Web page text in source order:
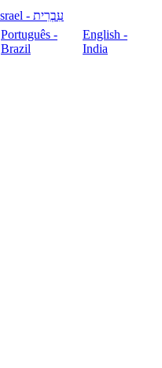
עִבְרִית - Israel
Português -
Brazil
English -
India